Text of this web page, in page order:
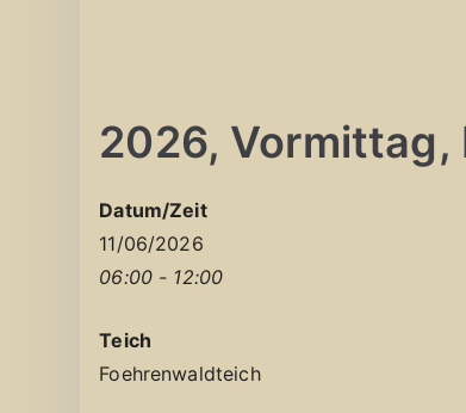
2026, Vormittag,
Datum/Zeit
11/06/2026
06:00 - 12:00
Teich
Foehrenwaldteich